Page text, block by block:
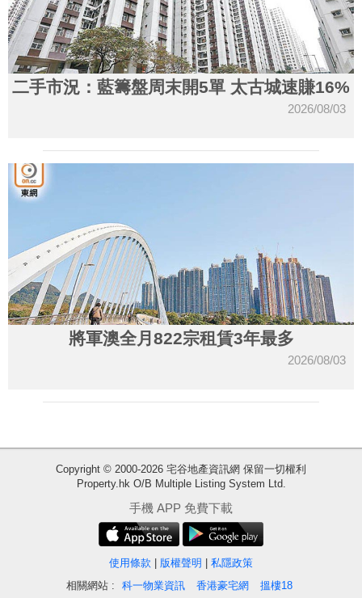
二手市況：藍籌盤周末開5單 太古城速賺16%
2026/08/03
將軍澳全月822宗租賃3年最多
2026/08/03
Copyright © 2000-2026 宅谷地產資訊網 保留一切權利
Property.hk O/B Multiple Listing System Ltd.
手機 APP 免費下載
使用條款 版權聲明
私隱政策
相關網站 :
科一物業資訊 香港豪宅網 搵樓18